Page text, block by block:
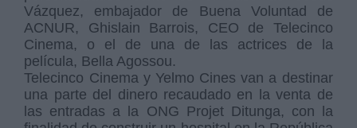
Vázquez, embajador de Buena Voluntad de
ACNUR, Ghislain Barrois, CEO de Telecinco
Cinema, o el de una de las actrices de la
película, Bella Agossou.
Telecinco Cinema y Yelmo Cines van a destinar
una parte del dinero recaudado en la venta de
las entradas a la ONG Projet Ditunga, con la